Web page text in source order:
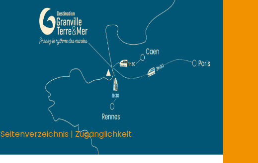
Seitenverzeichnis | Zugänglichkeit